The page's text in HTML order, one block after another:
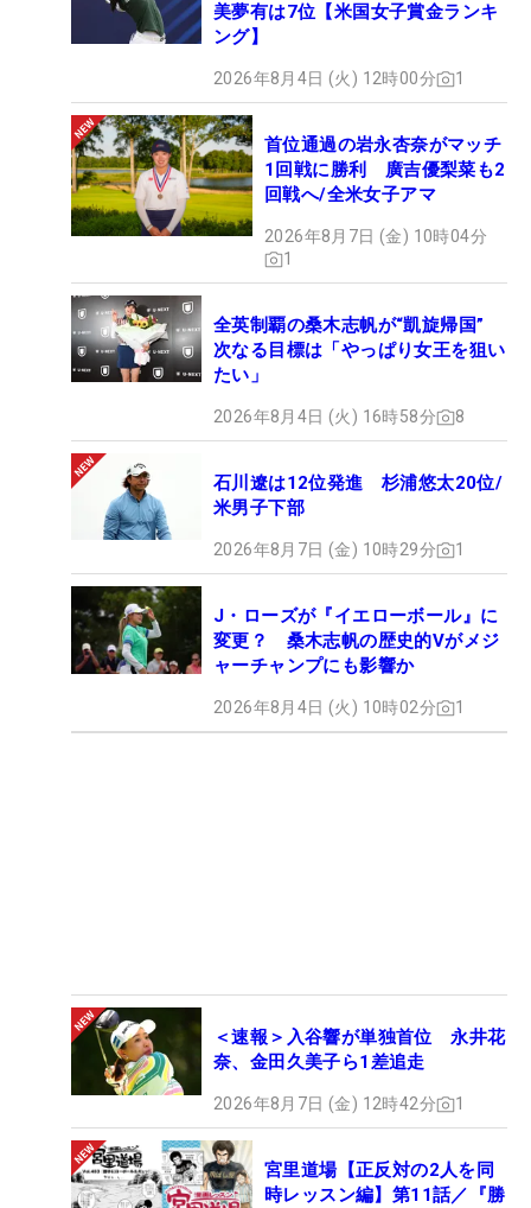
美夢有は7位【米国女子賞金ランキ
ング】
2026年8月4日 (火) 12時00分 1
首位通過の岩永杏奈がマッチ
1回戦に勝利 廣吉優梨菜も2
回戦へ/全米女子アマ
2026年8月7日 (金) 10時04分
1
全英制覇の桑木志帆が“凱旋帰国”
次なる目標は「やっぱり女王を狙い
たい」
2026年8月4日 (火) 16時58分 8
石川遼は12位発進 杉浦悠太20位/
米男子下部
2026年8月7日 (金) 10時29分 1
J・ローズが『イエローボール』に
変更？ 桑木志帆の歴史的Vがメジ
ャーチャンプにも影響か
2026年8月4日 (火) 10時02分 1
＜速報＞入谷響が単独首位 永井花
奈、金田久美子ら1差追走
2026年8月7日 (金) 12時42分 1
宮里道場【正反対の2人を同
時レッスン編】第11話／『勝